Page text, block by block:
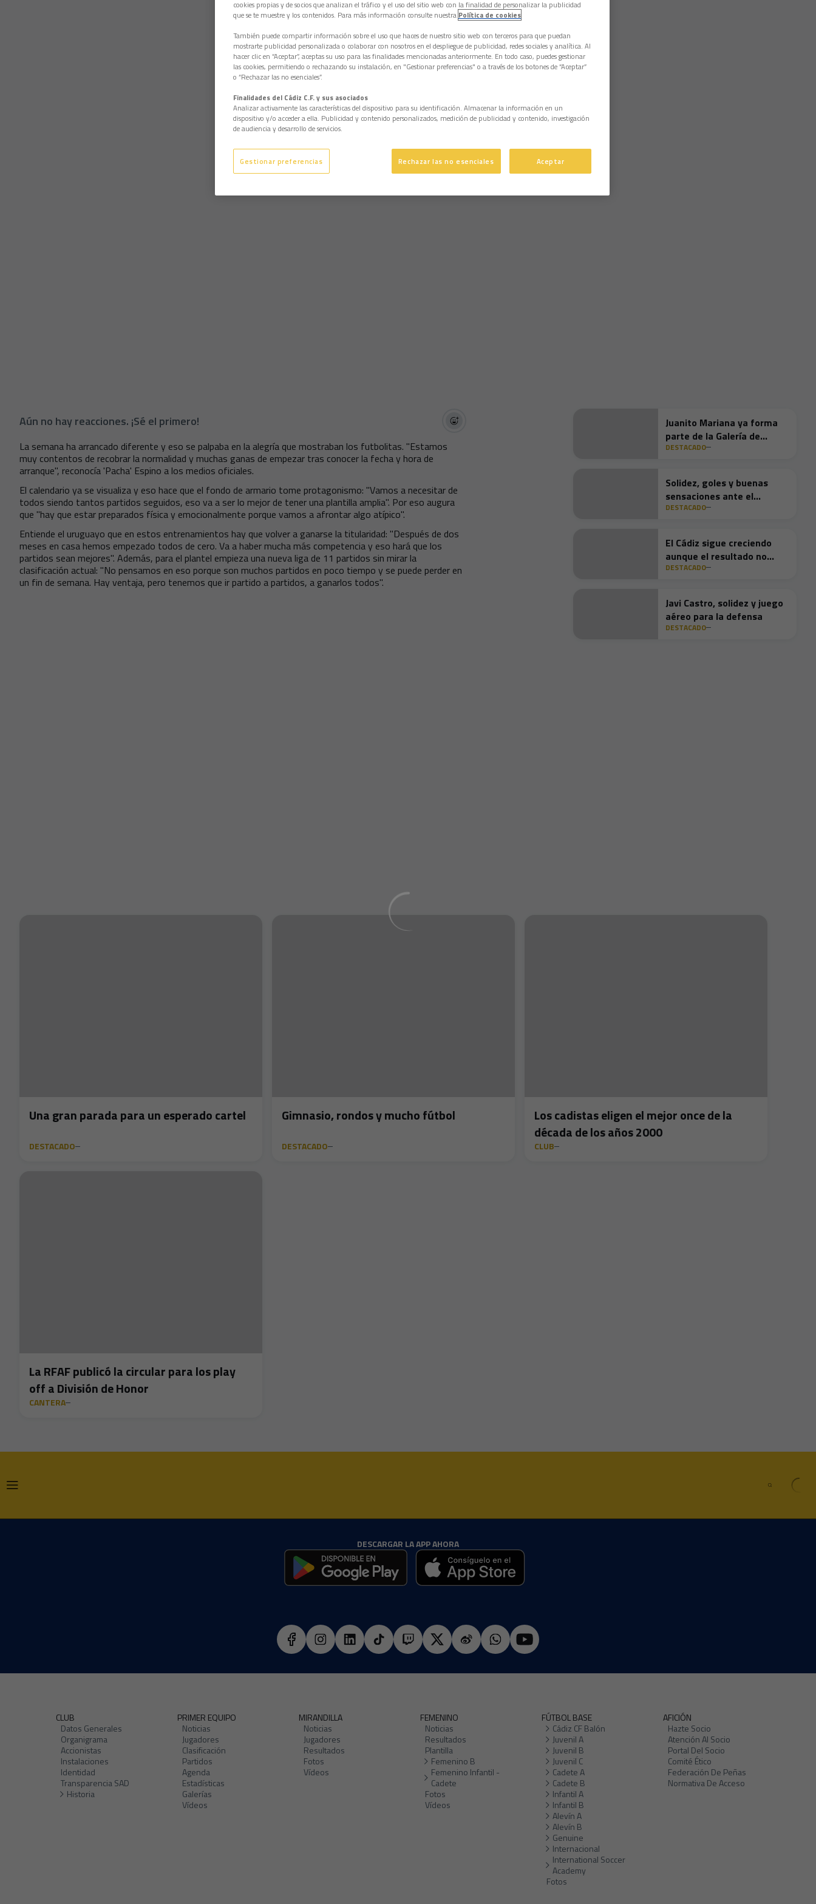
Aún no hay reacciones. ¡Sé el primero!
La semana ha arrancado diferente y eso se palpaba en la alegría que mostraban los futbolitas. "Estamos
muy contentos de recobrar la normalidad y muchas ganas de empezar tras conocer la fecha y hora de
arranque", reconocía 'Pacha' Espino a los medios oficiales.
El calendario ya se visualiza y eso hace que el fondo de armario tome protagonismo: "Vamos a necesitar de
todos siendo tantos partidos seguidos, eso va a ser lo mejor de tener una plantilla amplia". Por eso augura
que "hay que estar preparados física y emocionalmente porque vamos a afrontar algo atípico".
Entiende el uruguayo que en estos entrenamientos hay que volver a ganarse la titularidad: "Después de dos
meses en casa hemos empezado todos de cero. Va a haber mucha más competencia y eso hará que los
partidos sean mejores". Además, para el plantel empieza una nueva liga de 11 partidos sin mirar la
clasificación actual: "No pensamos en eso porque son muchos partidos en poco tiempo y se puede perder en
un fin de semana. Hay ventaja, pero tenemos que ir partido a partidos, a ganarlos todos".
Juanito Mariana ya forma
parte de la Galería de
Ilustres del Cádiz CF
DESTACADO
Solidez, goles y buenas
sensaciones ante el
Granada
DESTACADO
El Cádiz sigue creciendo
aunque el resultado no
acompañó
DESTACADO
Javi Castro, solidez y juego
aéreo para la defensa
DESTACADO
Una gran parada para un esperado cartel
DESTACADO
Gimnasio, rondos y mucho fútbol
DESTACADO
Los cadistas eligen el mejor once de la
década de los años 2000
CLUB
La RFAF publicó la circular para los play
off a División de Honor
CANTERA
DESCARGAR LA APP AHORA
CLUB
Datos Generales
Organigrama
Accionistas
Instalaciones
Identidad
Transparencia SAD
Historia
PRIMER EQUIPO
Noticias
Jugadores
Clasificación
Partidos
Agenda
Estadísticas
Galerías
Vídeos
MIRANDILLA
Noticias
Jugadores
Resultados
Fotos
Vídeos
FEMENINO
Noticias
Resultados
Plantilla
Femenino B
Femenino Infantil -
Cadete
Fotos
Vídeos
FÚTBOL BASE
Cádiz CF Balón
Juvenil A
Juvenil B
Juvenil C
Cadete A
Cadete B
Infantil A
Infantil B
Alevín A
Alevín B
Genuine
Internacional
International Soccer
Academy
Fotos
AFICIÓN
Hazte Socio
Atención Al Socio
Portal Del Socio
Comité Ético
Federación De Peñas
Normativa De Acceso
cookies propias y de socios que analizan el tráfico y el uso del sitio web con la finalidad de personalizar la publicidad
que se te muestre y los contenidos. Para más información consulte nuestra Política de cookies
También puede compartir información sobre el uso que haces de nuestro sitio web con terceros para que puedan
mostrarte publicidad personalizada o colaborar con nosotros en el despliegue de publicidad, redes sociales y analítica. Al
hacer clic en “Aceptar”, aceptas su uso para las finalidades mencionadas anteriormente. En todo caso, puedes gestionar
las cookies, permitiendo o rechazando su instalación, en "Gestionar preferencias" o a través de los botones de “Aceptar”
o “Rechazar las no esenciales”.
Finalidades del Cádiz C.F. y sus asociados
Analizar activamente las características del dispositivo para su identificación. Almacenar la información en un
dispositivo y/o acceder a ella. Publicidad y contenido personalizados, medición de publicidad y contenido, investigación
de audiencia y desarrollo de servicios.
Gestionar preferencias Rechazar las no esenciales Aceptar